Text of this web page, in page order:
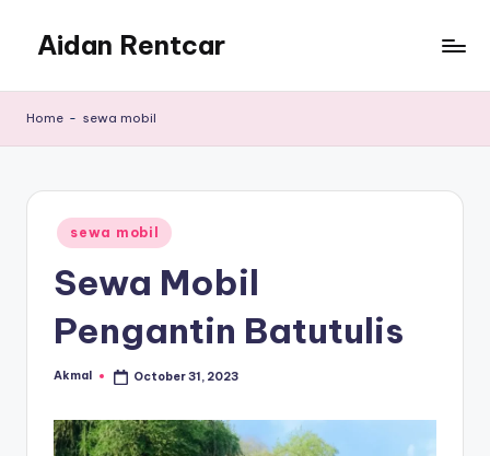
content
Aidan Rentcar
Murah
Home - sewa mobil
Posted
in
sewa mobil
Sewa Mobil
Pengantin Batutulis
Posted
Akmal October 31, 2023